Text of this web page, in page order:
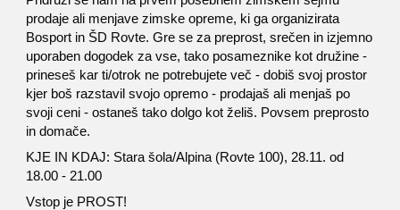
prodaje ali menjave zimske opreme, ki ga organizirata
Bosport in ŠD Rovte. Gre se za preprost, srečen in izjemno
uporaben dogodek za vse, tako posameznike kot družine -
prineseš kar ti/otrok ne potrebujete več - dobiš svoj prostor
kjer boš razstavil svojo opremo - prodajaš ali menjaš po
svoji ceni - ostaneš tako dolgo kot želiš. Povsem preprosto
in domače.
KJE IN KDAJ: Stara šola/Alpina (Rovte 100), 28.11. od
18.00 - 21.00
Vstop je PROST!